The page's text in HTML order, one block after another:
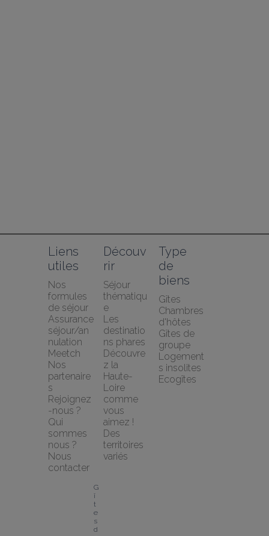
Liens
utiles
Nos
formules
de séjour
Assurance
séjour/an
nulation
Meetch
Nos
partenaire
s
Rejoignez
-nous ?
Qui
sommes
nous ?
Nous
contacter
Découv
rir
Séjour
thématiqu
e
Les
destinatio
ns phares
Découvre
z la
Haute-
Loire
comme
vous
aimez !
Des
territoires
variés
Type
de
biens
Gîtes
Chambres
d'hôtes
Gîtes de
groupe
Logement
s insolites
Ecogîtes
G
î
t
e
s
d